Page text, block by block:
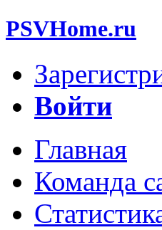
PSVHome.ru
Войти
Главная
Команда